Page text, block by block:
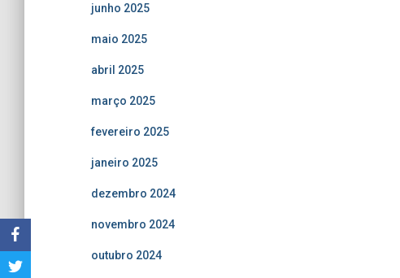
junho 2025
maio 2025
abril 2025
março 2025
fevereiro 2025
janeiro 2025
dezembro 2024
novembro 2024
outubro 2024